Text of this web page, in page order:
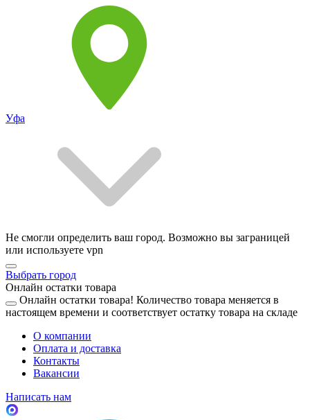
Уфа
Не смогли определить ваш город. Возможно вы заграницей
или используете vpn
Выбрать город
Онлайн остатки товара
Онлайн остатки товара! Количество товара меняется в
настоящем времени и соответствует остатку товара на складе
О компании
Оплата и доставка
Контакты
Вакансии
Написать нам